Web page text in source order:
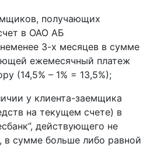
получающих
в ОАО АБ
неменее 3-х месяцев в сумме
ежемесячный платеж
(14,5% – 1% = 13,5%);
у клиента-заемщика
на текущем счете) в
действующего не
в сумме больше либо равной